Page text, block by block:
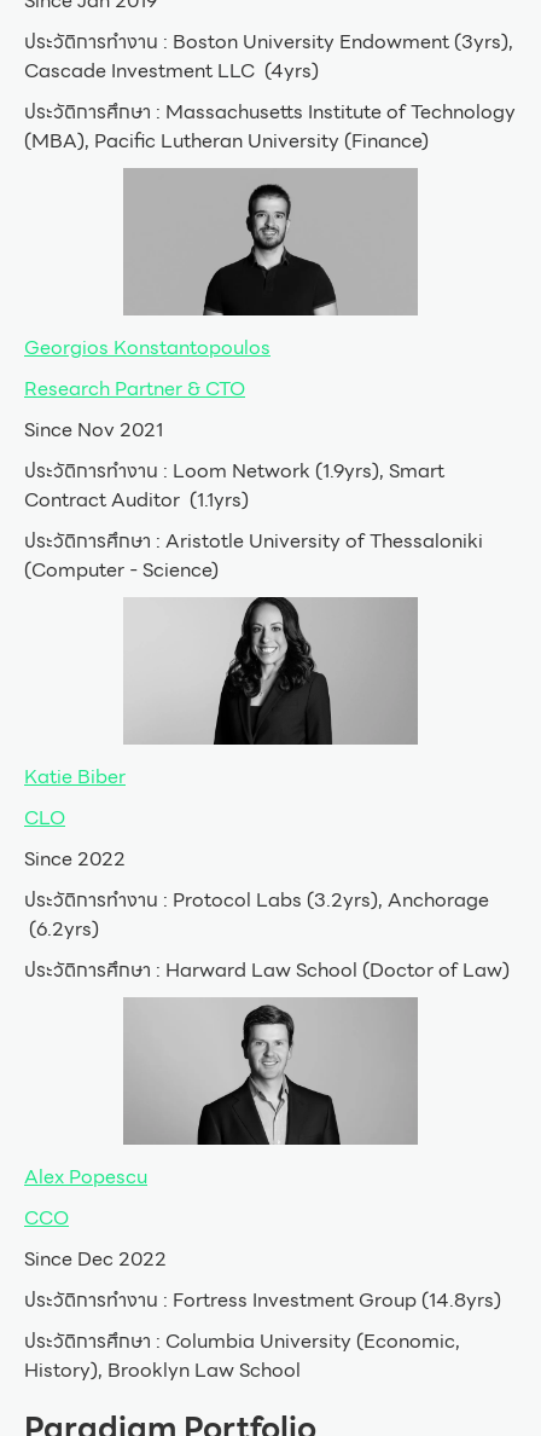
ประวัติการทำงาน : Boston University Endowment (3yrs),
Cascade Investment LLC (4yrs)
ประวัติการศึกษา : Massachusetts Institute of Technology
(MBA), Pacific Lutheran University (Finance)
Georgios Konstantopoulos
Research Partner & CTO
Since Nov 2021
ประวัติการทำงาน : Loom Network (1.9yrs), Smart
Contract Auditor (1.1yrs)
ประวัติการศึกษา : Aristotle University of Thessaloniki
(Computer - Science)
Katie Biber
CLO
Since 2022
ประวัติการทำงาน : Protocol Labs (3.2yrs), Anchorage
(6.2yrs)
ประวัติการศึกษา : Harward Law School (Doctor of Law)
Alex Popescu
CCO
Since Dec 2022
ประวัติการทำงาน : Fortress Investment Group (14.8yrs)
ประวัติการศึกษา : Columbia University (Economic,
History), Brooklyn Law School